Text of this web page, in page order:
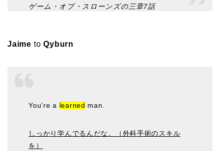
ゲーム・オブ・スローンズの三章7話
Jaime toQyburn
You’re a learned man.
しっかり学んでるんだな。（外科手術のスキル
を）